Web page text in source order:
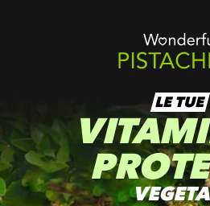
LE TUE